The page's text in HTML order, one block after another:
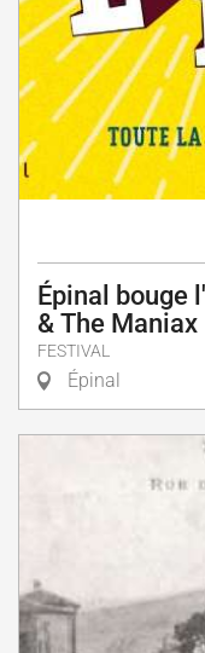
Épinal bouge
& The Maniax
FESTIVAL
Épinal